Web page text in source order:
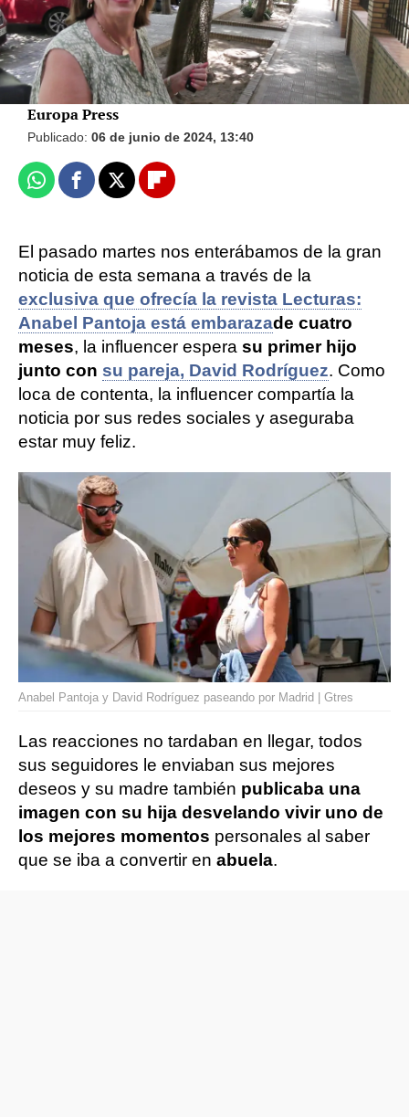
Europa Press
Publicado: 06 de junio de 2024, 13:40
WhatsappFacebook
X Flipboard
El pasado martes nos enterábamos de la gran
noticia de esta semana a través de la
exclusiva que ofrecía la revista Lecturas:
Anabel Pantoja está embarazade cuatro
meses, la influencer espera su primer hijo
junto con su pareja, David Rodríguez. Como
loca de contenta, la influencer compartía la
noticia por sus redes sociales y aseguraba
estar muy feliz.
Anabel Pantoja y David Rodríguez paseando por Madrid | Gtres
Las reacciones no tardaban en llegar, todos
sus seguidores le enviaban sus mejores
deseos y su madre también publicaba una
imagen con su hija desvelando vivir uno de
los mejores momentos personales al saber
que se iba a convertir en abuela.